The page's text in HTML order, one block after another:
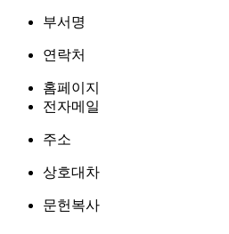
부서명
연락처
홈페이지
전자메일
주소
상호대차
문헌복사